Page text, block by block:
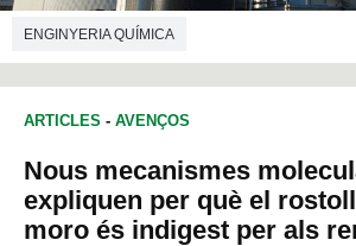
ENGINYERIA QUÍMICA
ARTICLES - AVENÇOS
Nous mecanismes
expliquen per què el
moro és indigest per als